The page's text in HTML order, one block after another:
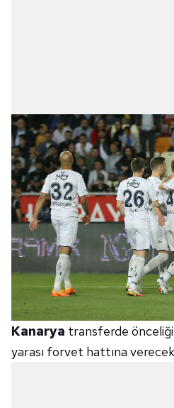
Kanarya transferde
yarası forvet hattına